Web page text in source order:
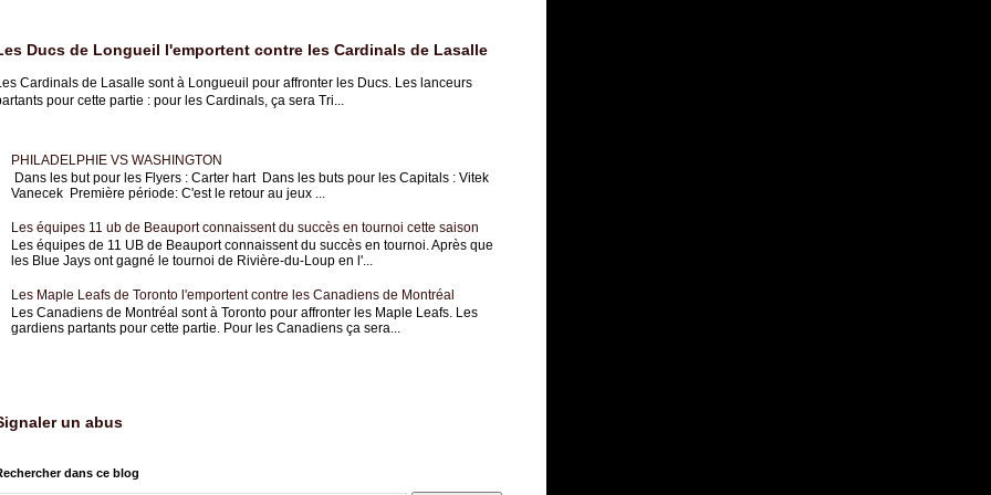
Ducs de Longueil l'emportent contre les Cardinals de Lasalle
Cardinals de Lasalle sont à Longueuil pour affronter les Ducs. Les lanceurs
pour cette partie : pour les Cardinals, ça sera Tri...
PHILADELPHIE VS WASHINGTON
Dans les but pour les Flyers : Carter hart Dans les buts pour les Capitals : Vitek
Vanecek Première période: C'est le retour au jeux ...
Les équipes 11 ub de Beauport connaissent du succès en tournoi cette saison
Les équipes de 11 UB de Beauport connaissent du succès en tournoi. Après que
les Blue Jays ont gagné le tournoi de Rivière-du-Loup en l'...
Les Maple Leafs de Toronto l'emportent contre les Canadiens de Montréal
Les Canadiens de Montréal sont à Toronto pour affronter les Maple Leafs. Les
gardiens partants pour cette partie. Pour les Canadiens ça sera...
un abus
dans ce blog